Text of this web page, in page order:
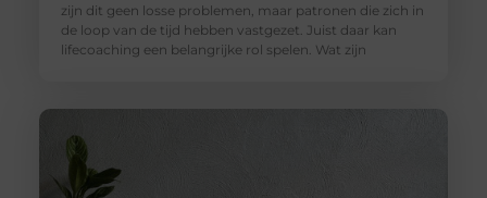
zijn dit geen losse problemen, maar patronen die zich in
de loop van de tijd hebben vastgezet. Juist daar kan
lifecoaching een belangrijke rol spelen. Wat zijn